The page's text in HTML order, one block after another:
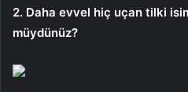
2. Daha evvel hiç uçan tilki
müydünüz?